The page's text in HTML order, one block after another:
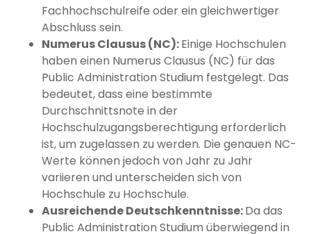
Fachhochschulreife oder ein gleichwertiger
Abschluss sein.
Numerus Clausus (NC):Einige Hochschulen
haben einen Numerus Clausus (NC) für das
Public Administration Studium festgelegt. Das
bedeutet, dass eine bestimmte
Durchschnittsnote in der
Hochschulzugangsberechtigung erforderlich
ist, um zugelassen zu werden. Die genauen NC-
Werte können jedoch von Jahr zu Jahr
variieren und unterscheiden sich von
Hochschule zu Hochschule.
Ausreichende Deutschkenntnisse:Da das
Public Administration Studium überwiegend in